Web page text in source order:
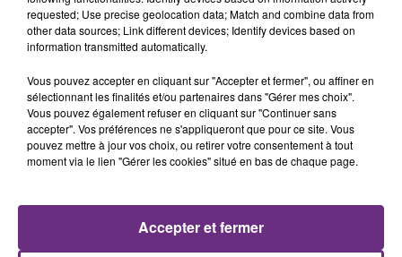
CONDUCTEUR PERD LA VIE
UN POIDS LOURD TOMBE D'UN PONT
requested; Use precise geolocation data; Match and combine data from
other data sources; Link different devices; Identify devices based on
information transmitted automatically.
Vous pouvez accepter en cliquant sur "Accepter et fermer", ou affiner en
sélectionnant les finalités et/ou partenaires dans "Gérer mes choix".
Vous pouvez également refuser en cliquant sur "Continuer sans
accepter". Vos préférences ne s'appliqueront que pour ce site. Vous
pouvez mettre à jour vos choix, ou retirer votre consentement à tout
moment via le lien "Gérer les cookies" situé en bas de chaque page.
Accepter et fermer